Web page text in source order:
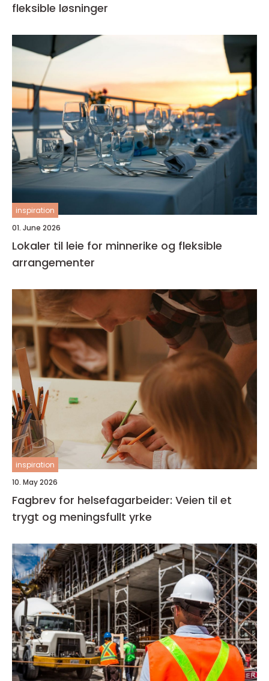
fleksible løsninger
inspiration
01. June 2026
Lokaler til leie for minnerike og fleksible
arrangementer
inspiration
10. May 2026
Fagbrev for helsefagarbeider: Veien til et
trygt og meningsfullt yrke